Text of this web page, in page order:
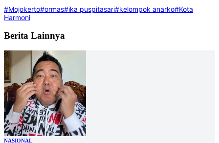
#Mojokerto#ormas#ika puspitasari#kelompok anarko#Kota
Harmoni
Berita Lainnya
NASIONAL